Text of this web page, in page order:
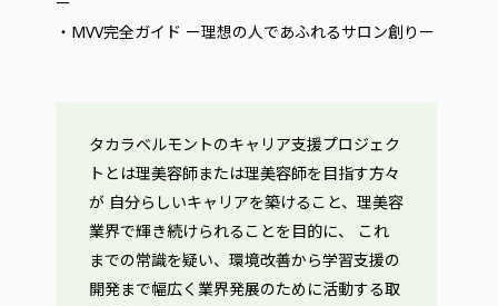
・MVV完全ガイド ー理想の人であふれるサロン創りー
タカラベルモントのキャリア支援プロジェク
トとは理美容師または理美容師を目指す方々
が 自分らしいキャリアを築けること、理美容
業界で輝き続けられることを目的に、 これ
までの常識を疑い、環境改善から学習支援の
開発まで幅広く業界発展のために活動する取